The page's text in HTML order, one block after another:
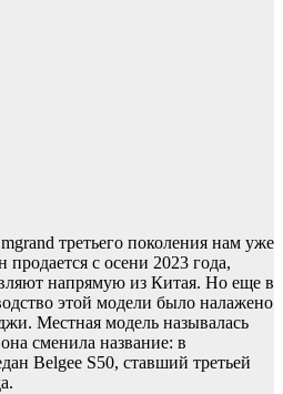
третьего поколения нам уже
с осени 2023 года,
напрямую из Китая. Но еще в
этой модели было налажено
Местная модель называлась
сменила название: в
Belgee S50, ставший третьей